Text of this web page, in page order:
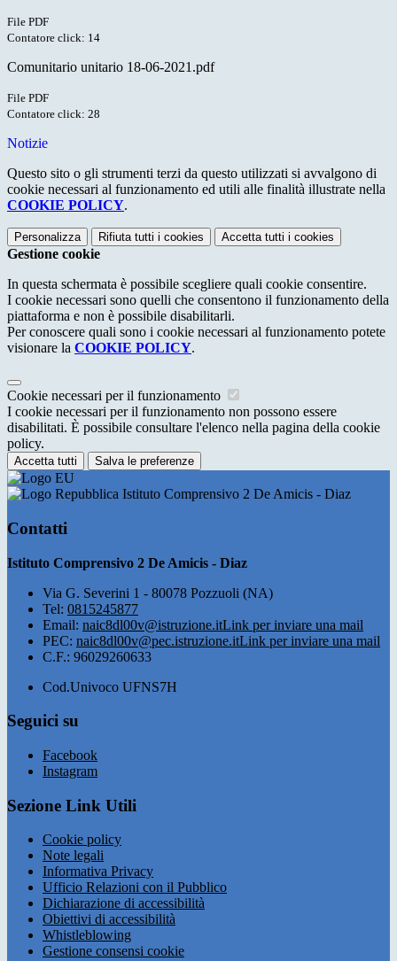
File PDF
Contatore click: 14
Comunitario unitario 18-06-2021.pdf
File PDF
Contatore click: 28
Notizie
Questo sito o gli strumenti terzi da questo utilizzati si avvalgono di
cookie necessari al funzionamento ed utili alle finalità illustrate nella
COOKIE POLICY.
Personalizza Rifiuta tutti i cookies Accetta tutti i cookies
Gestione cookie
In questa schermata è possibile scegliere quali cookie consentire.
I cookie necessari sono quelli che consentono il funzionamento della
piattaforma e non è possibile disabilitarli.
Per conoscere quali sono i cookie necessari al funzionamento potete
visionare la COOKIE POLICY.
Cookie necessari per il funzionamento
I cookie necessari per il funzionamento non possono essere
disabilitati. È possibile consultare l'elenco nella pagina della cookie
policy.
Accetta tutti Salva le preferenze
Istituto Comprensivo 2 De Amicis - Diaz
Contatti
Istituto Comprensivo 2 De Amicis - Diaz
Via G. Severini 1 - 80078 Pozzuoli (NA)
Tel: 0815245877
Email: naic8dl00v@istruzione.itLink per inviare una mail
PEC: naic8dl00v@pec.istruzione.itLink per inviare una mail
C.F.: 96029260633
Cod.Univoco UFNS7H
Seguici su
Facebook
Instagram
Sezione Link Utili
Cookie policy
Note legali
Informativa Privacy
Ufficio Relazioni con il Pubblico
Dichiarazione di accessibilità
Obiettivi di accessibilità
Whistleblowing
Gestione consensi cookie